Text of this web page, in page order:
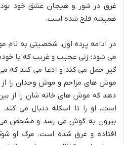
غرق در شور و هیجان عشق خود
همیشه فلج شده است.
می شود؛ زنی عجیب و غریب که با
گیر حمل می کند و ادعا می کند که
موش های مزاحم و موش وجدان را از
دهد که موش های خانه شان را از
است، او را تا اسکله دنبال می
بیرون به گوش می رسد و مشخص می
افتاده و غرق شده است. مرگ او شوک